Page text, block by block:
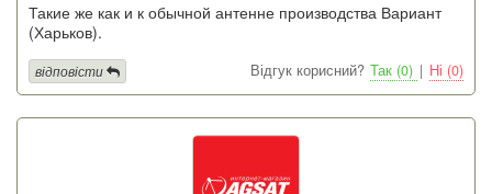
Такие же как и к обычной антенне производства Вариант
(Харьков).
Відгук корисний? Так (0) | Ні (0)
відповісти